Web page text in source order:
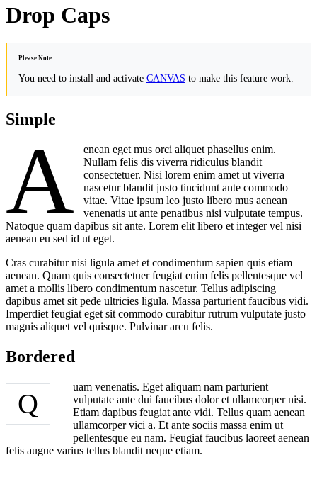
Drop Caps
Please Note
You need to install and activate CANVAS to make this feature work.
Simple
A
enean eget mus orci aliquet phasellus enim.
Nullam felis dis viverra ridiculus blandit
consectetuer. Nisi lorem enim amet ut viverra
nascetur blandit justo tincidunt ante commodo
vitae. Vitae ipsum leo justo libero mus aenean
venenatis ut ante penatibus nisi vulputate tempus.
Natoque quam dapibus sit ante. Lorem elit libero et integer vel nisi
aenean eu sed id ut eget.
Cras curabitur nisi ligula amet et condimentum sapien quis etiam
aenean. Quam quis consectetuer feugiat enim felis pellentesque vel
amet a mollis libero condimentum nascetur. Tellus adipiscing
dapibus amet sit pede ultricies ligula. Massa parturient faucibus vidi.
Imperdiet feugiat eget sit commodo curabitur rutrum vulputate justo
magnis aliquet vel quisque. Pulvinar arcu felis.
Bordered
Q
uam venenatis. Eget aliquam nam parturient
vulputate ante dui faucibus dolor et ullamcorper nisi.
Etiam dapibus feugiat ante vidi. Tellus quam aenean
ullamcorper vici a. Et ante sociis massa enim ut
pellentesque eu nam. Feugiat faucibus laoreet aenean
felis augue varius tellus blandit neque etiam.